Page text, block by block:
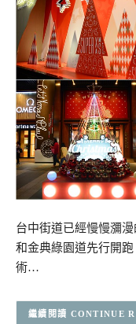
台中街道已經慢慢瀰
和金典綠園道先行開
術…
CONTINUE